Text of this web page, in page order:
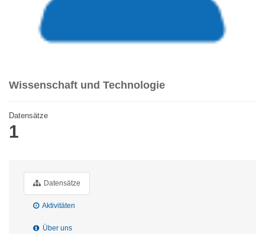
Wissenschaft und Technologie
Datensätze
1
Datensätze
Aktivitäten
Über uns